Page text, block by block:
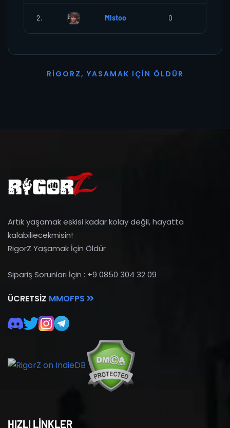
2. MIstoo 0
R I G O R Z, YASAMAK I ÇI N Ö L D Ü R
Artık yaşamak eskisi kadar kolay değil, hayatta
kalabiliecekmisin!
RigorZ Yaşamak İçin Öldür
Sipariş Sorunları İçin : +9 0850 304 32 09
ÜCRETSIZ MMOFPS
HIZLI LİNKLER